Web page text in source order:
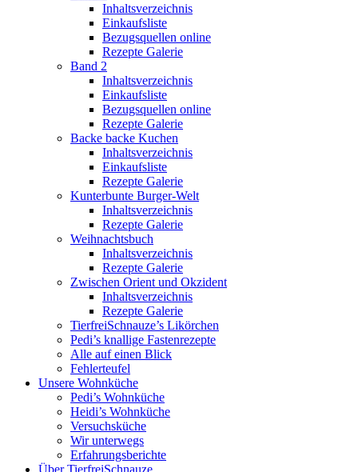
Inhaltsverzeichnis
Einkaufsliste
Bezugsquellen online
Rezepte Galerie
Band 2
Inhaltsverzeichnis
Einkaufsliste
Bezugsquellen online
Rezepte Galerie
Backe backe Kuchen
Inhaltsverzeichnis
Einkaufsliste
Rezepte Galerie
Kunterbunte Burger-Welt
Inhaltsverzeichnis
Rezepte Galerie
Weihnachtsbuch
Inhaltsverzeichnis
Rezepte Galerie
Zwischen Orient und Okzident
Inhaltsverzeichnis
Rezepte Galerie
TierfreiSchnauze’s Likörchen
Pedi’s knallige Fastenrezepte
Alle auf einen Blick
Fehlerteufel
Unsere Wohnküche
Pedi’s Wohnküche
Heidi’s Wohnküche
Versuchsküche
Wir unterwegs
Erfahrungsberichte
Über TierfreiSchnauze